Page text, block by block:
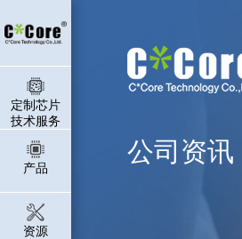
定制芯片
技术服务
产品
资源
公司资讯